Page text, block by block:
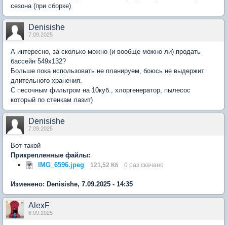
сезона (при сборке)
Denisishe
7.09.2025
А интересно, за сколько можно (и вообще можно ли) продать
бассейн 549х132?
Больше пока использовать не планируем, боюсь не выдержит
длительного хранения.
С песочным фильтром на 10куб., хлоргенератор, пылесос
который по стенкам лазит)
Denisishe
7.09.2025
Вот такой
Прикрепленные файлы:
IMG_6596.jpeg
121,52 Кб 0 раз скачано
Изменено: Denisishe, 7.09.2025 - 14:35
AlexF
8.09.2025